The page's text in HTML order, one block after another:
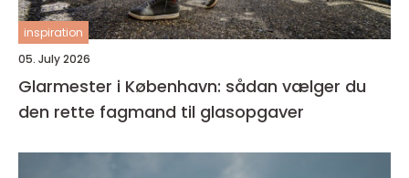
inspiration
05. July 2026
Glarmester i København: sådan vælger du
den rette fagmand til glasopgaver